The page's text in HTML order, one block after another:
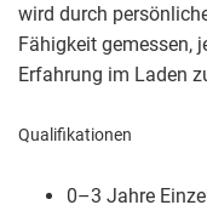
wird durch
Fähigkeit gemessen,
Erfahrung im Laden
Qualifikationen
0–3 Jahre